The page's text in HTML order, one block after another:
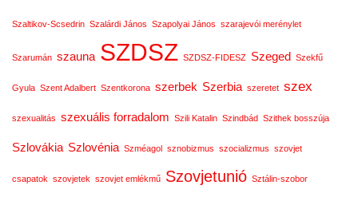
Szaltikov-Scsedrin Szalárdi János Szapolyai János szarajevói merénylet
Szarumán szauna SZDSZ SZDSZ-FIDESZ Szeged Szekfű
Gyula Szent Adalbert Szentkorona szerbek Szerbia szeretet szex
szexualitás szexuális forradalom Szili Katalin Szindbád Szithek bosszúja
Szlovákia Szlovénia Szméagol sznobizmus szocializmus szovjet
csapatok szovjetek szovjet emlékmű Szovjetunió Sztálin-szobor